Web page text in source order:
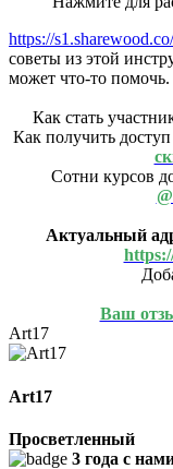
https://
советы из этой
может что-то помочь.
Как стать
Как получить
Сотни курсов
Актуальный
Ваш
Art17
Art17
Просветленный
3 года с